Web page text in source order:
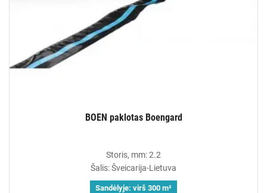
BOEN paklotas Boengard
Storis, mm: 2.2
Šalis: Šveicarija-Lietuva
Sandėlyje: virš 300 m²